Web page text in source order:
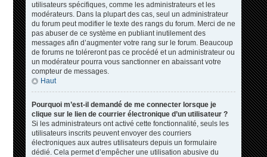
utilisateurs spécifiques, comme les administrateurs et les
modérateurs. Dans la plupart des cas, seul un administrateur
du forum peut modifier le texte des rangs du forum. Merci de ne
pas abuser de ce système en publiant inutilement des
messages afin d’augmenter votre rang sur le forum. Beaucoup
de forums ne toléreront pas ce procédé et un administrateur ou
un modérateur pourra vous sanctionner en abaissant votre
compteur de messages.
Haut
Pourquoi m’est-il demandé de me connecter lorsque je
clique sur le lien de courrier électronique d’un utilisateur ?
Si les administrateurs ont activé cette fonctionnalité, seuls les
utilisateurs inscrits peuvent envoyer des courriers
électroniques aux autres utilisateurs depuis un formulaire
dédié. Cela permet d’empêcher une utilisation abusive du